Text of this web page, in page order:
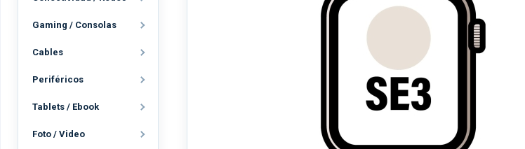
Gaming / Consolas
Cables
Periféricos
Tablets / Ebook
Foto / Video